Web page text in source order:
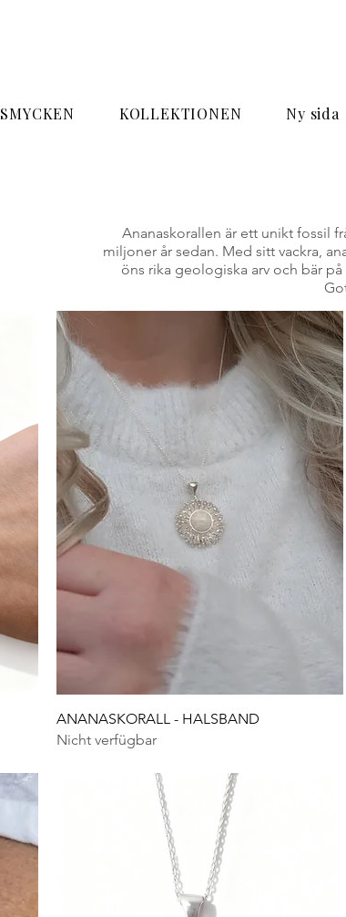
SMYCKEN KOLLEKTIONEN Ny sida
Schnellansicht
ANANASKORALL - HALSBAND
Nicht verfügbar
Ananaskorallen är ett unikt fossil
miljoner år sedan. Med sitt vackra,
öns rika geologiska arv och bär